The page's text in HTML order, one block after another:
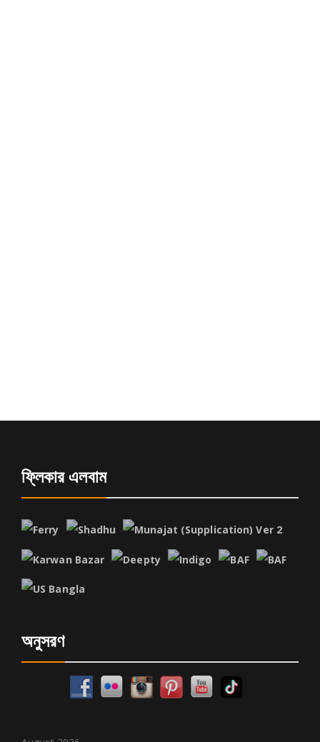
ফ্লিকার এলবাম
অনুসরণ